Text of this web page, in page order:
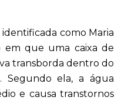
como Maria
em que uma caixa de
transborda dentro do
Segundo ela, a água
e causa transtornos